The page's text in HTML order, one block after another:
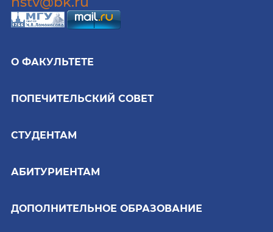
О ФАКУЛЬТЕТЕ
ПОПЕЧИТЕЛЬСКИЙ СОВЕТ
СТУДЕНТАМ
АБИТУРИЕНТАМ
ДОПОЛНИТЕЛЬНОЕ ОБРАЗОВАНИЕ